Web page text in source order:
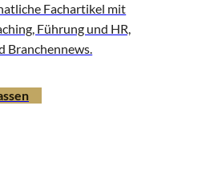
Fachartikel mit
Führung und HR,
Branchennews.